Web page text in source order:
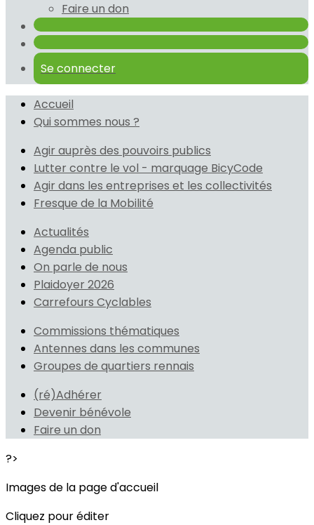
Faire un don
Se connecter
Accueil
Qui sommes nous ?
Agir auprès des pouvoirs publics
Lutter contre le vol - marquage BicyCode
Agir dans les entreprises et les collectivités
Fresque de la Mobilité
Actualités
Agenda public
On parle de nous
Plaidoyer 2026
Carrefours Cyclables
Commissions thématiques
Antennes dans les communes
Groupes de quartiers rennais
(ré)Adhérer
Devenir bénévole
Faire un don
?>
Images de la page d'accueil
Cliquez pour éditer